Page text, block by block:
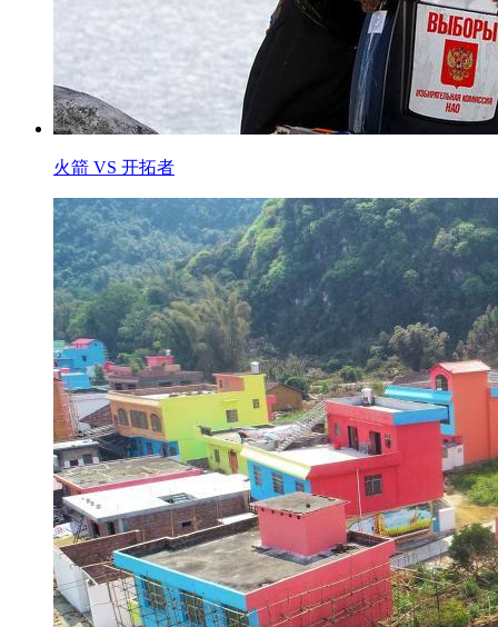
火箭 VS 开拓者